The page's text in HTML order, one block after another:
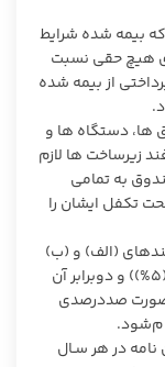
بیمه شده شرایط
هیچ حقی نسبت
از بیمه شده
ها، دستگاه ها و
زیرساخت ها لازم
به تمامی
تکفل ایشان را
(الف) و (ب)
ماده (۲۱) قانون، شامل حق بیمه شده (پنج درصد (۵%)) و دوبرابر آن
دولت (ده درصد (۱۰%) به صورت صددرصدی
در هر سـال